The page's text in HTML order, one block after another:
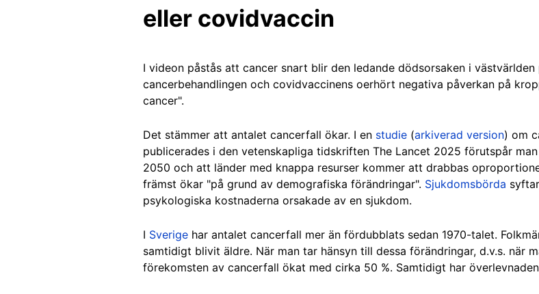
eller covidvaccin
I videon påstås att cancer snart blir den ledande dödsorsaken i
cancerbehandlingen och covidvaccinens oerhört negativa påverkan på
cancer".
Det stämmer att antalet cancerfall ökar. I en studie (arkiverad version) om
publicerades i den vetenskapliga tidskriften The Lancet 2025 förutspår
2050 och att länder med knappa resurser kommer att drabbas
främst ökar "på grund av demografiska förändringar". Sjukdomsbörda
psykologiska kostnaderna orsakade av en sjukdom.
I Sverige har antalet cancerfall mer än fördubblats sedan 1970-talet.
samtidigt blivit äldre. När man tar hänsyn till dessa förändringar, d.v.s. när
förekomsten av cancerfall ökat med cirka 50 %. Samtidigt har